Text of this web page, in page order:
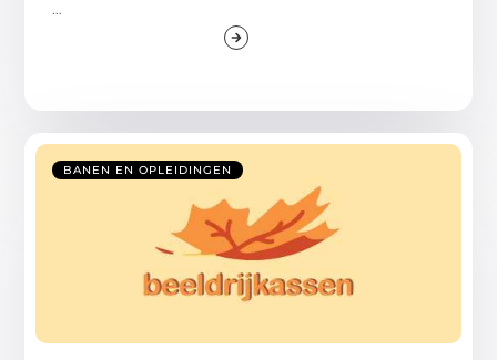
...
BANEN EN OPLEIDINGEN